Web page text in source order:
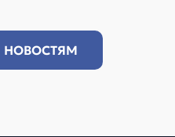
НОВОСТЯМ